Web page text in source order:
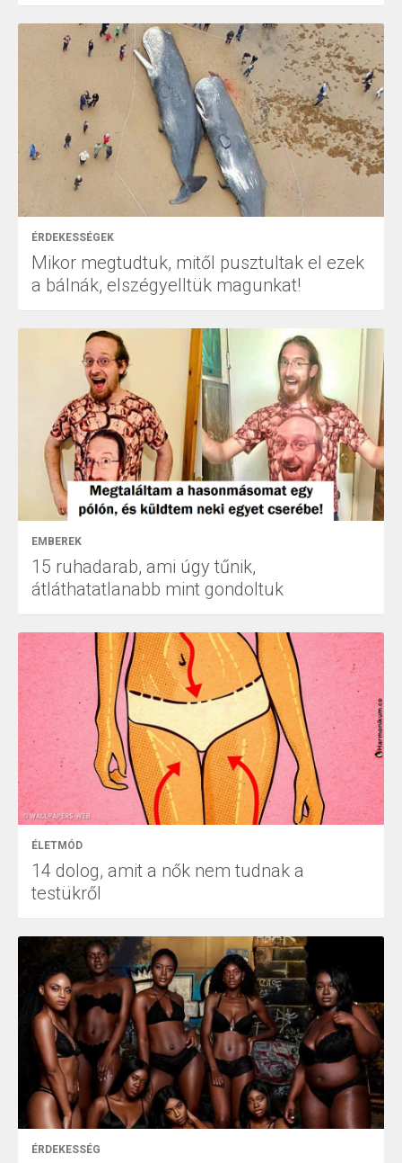
ÉRDEKESSÉGEK
Mikor megtudtuk, mitől pusztultak el ezek
a bálnák, elszégyelltük magunkat!
EMBEREK
15 ruhadarab, ami úgy tűnik,
átláthatatlanabb mint gondoltuk
ÉLETMÓD
14 dolog, amit a nők nem tudnak a
testükről
ÉRDEKESSÉG